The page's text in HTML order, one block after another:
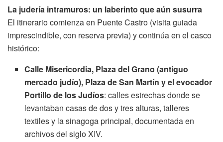
La judería intramuros: un laberinto que aún susurra
El itinerario comienza en Puente Castro (visita guiada
imprescindible, con reserva previa) y continúa en el casco
histórico:
Calle Misericordia, Plaza del Grano (antiguo
mercado judío), Plaza de San Martín y el evocador
Portillo de los Judíos: calles estrechas donde se
levantaban casas de dos y tres alturas, talleres
textiles y la sinagoga principal, documentada en
archivos del siglo XIV.